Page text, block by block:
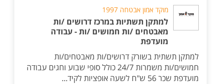
מוקד אמון אבטחה 1997
למתקן תשתיות במרכז דרושים /ות
מאבטחים /ות חמושים /ות - עבודה
מועדפת
למתקן תשתית בשורק דרושים/ות מאבטחים/ות
חמושים/ות משמרות 24/7 כולל סופי שבוע וחגים עבודה
מועדפת שכר 56 ש"ח לשעה אופציות לקיד...